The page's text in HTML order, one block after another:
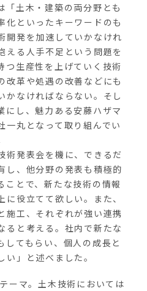
「土木・建築の両分野とも
化といったキーワードのも
開発を加速していかなけれ
える人手不足という問題を
つ生産性を上げていく技術
改革や処遇の改善などにも
かなければならない。そし
にし、魅力ある安藤ハザマ
一丸となって取り組んでい
術発表会を機に、できるだ
し、他分野の発表も積極的
ことで、新たな技術の情報
役立てて欲しい。また、
施工、それぞれが強い連携
ると考える。社内で新たな
してもらい、個人の成長と
」と述べました。
ーマ。土木技術においては